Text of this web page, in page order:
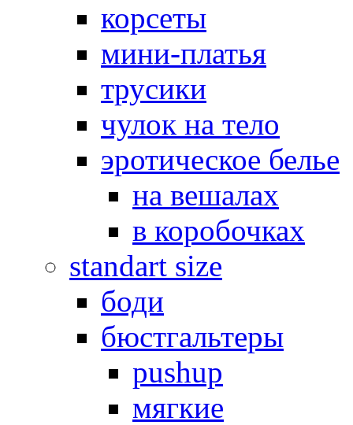
корсеты
мини-платья
трусики
чулок на тело
эротическое белье
на вешалах
в коробочках
standart size
боди
бюстгальтеры
pushup
мягкие